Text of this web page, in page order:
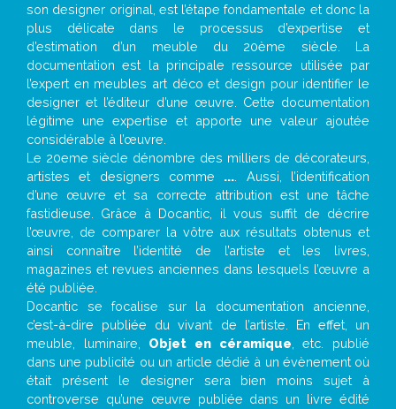
son designer original, est l’étape fondamentale et donc la
plus délicate dans le processus d’expertise et
d’estimation d’un meuble du 20ème siècle. La
documentation est la principale ressource utilisée par
l’expert en meubles art déco et design pour identifier le
designer et l’éditeur d’une œuvre. Cette documentation
légitime une expertise et apporte une valeur ajoutée
considérable à l’œuvre.
Le 20eme siècle dénombre des milliers de décorateurs,
artistes et designers comme ... . Aussi, l’identification
d’une œuvre et sa correcte attribution est une tâche
fastidieuse. Grâce à Docantic, il vous suffit de décrire
l’œuvre, de comparer la vôtre aux résultats obtenus et
ainsi connaître l’identité de l’artiste et les livres,
magazines et revues anciennes dans lesquels l’œuvre a
été publiée.
Docantic se focalise sur la documentation ancienne,
c’est-à-dire publiée du vivant de l’artiste. En effet, un
meuble, luminaire, Objet en céramique , etc. publié
dans une publicité ou un article dédié à un évènement où
était présent le designer sera bien moins sujet à
controverse qu’une œuvre publiée dans un livre édité